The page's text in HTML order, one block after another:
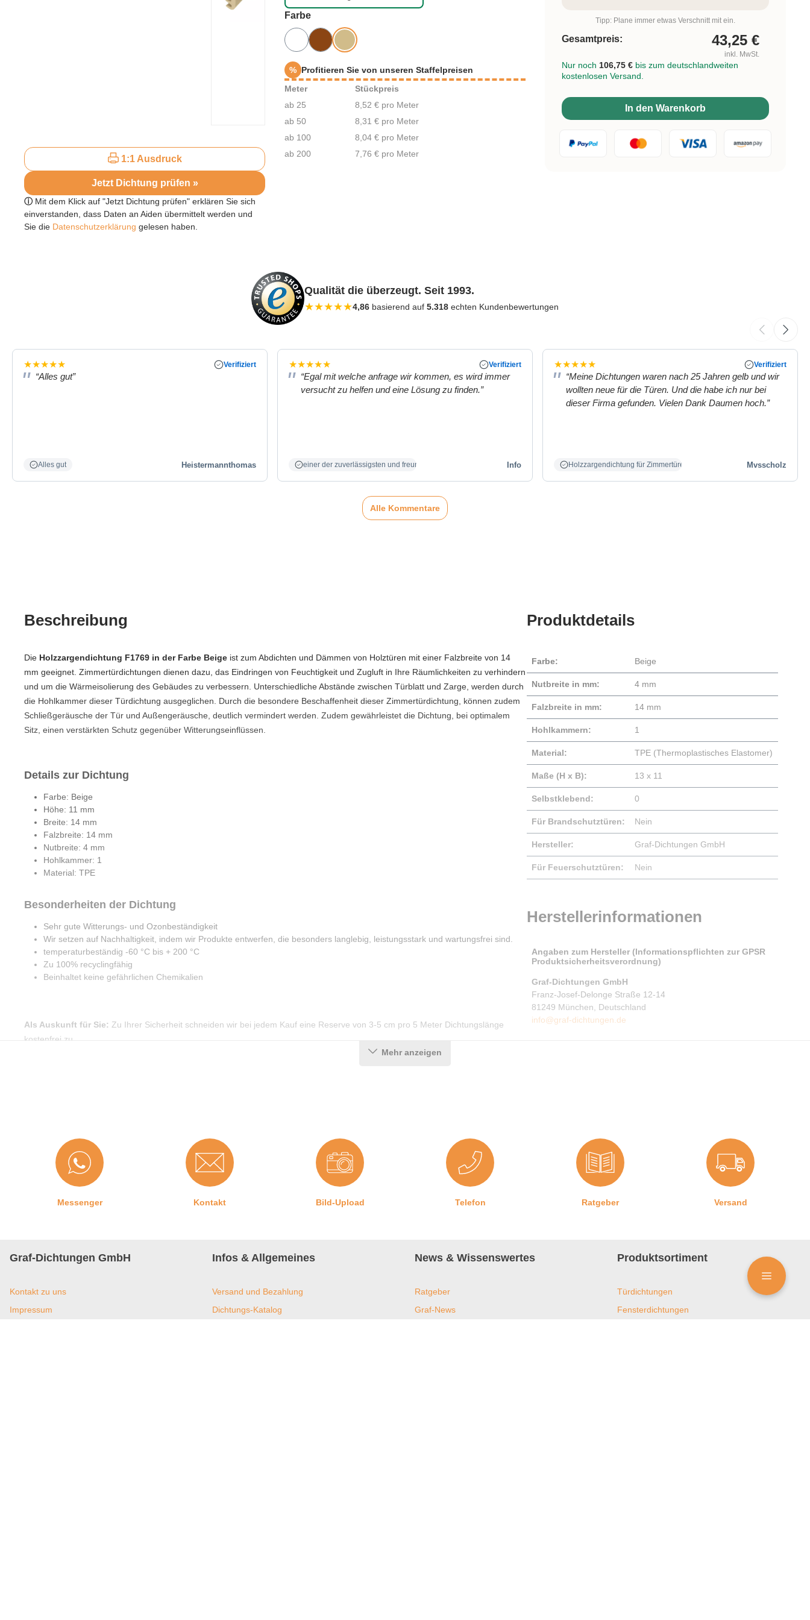
1:1 Ausdruck
Jetzt Dichtung prüfen »
ⓘ Mit dem Klick auf "Jetzt Dichtung prüfen" erklären Sie sich
einverstanden, dass Daten an Aiden übermittelt werden und
Sie die Datenschutzerklärung gelesen haben.
Farbeauswählen
% Profitieren Sie von unseren Staffelpreisen
Meter
Stückpreis
ab 25
8,52 € pro Meter
ab 50
8,31 € pro Meter
ab 100
8,04 € pro Meter
ab 200
7,76 € pro Meter
Tipp: Plane immer etwas Verschnitt mit ein.
Gesamtpreis: 43,25 €
inkl. MwSt.
Nur noch 106,75 € bis zum deutschlandweiten
kostenlosen Versand.
In den Warenkorb
Qualität die überzeugt. Seit 1993.
★★★★★4,86 basierend auf 5.318 echten Kundenbewertungen
★★★★★ Verifiziert
“Alles gut”
Alles gut Heistermannthomas
★★★★★ Verifiziert
“Egal mit welche anfrage wir kommen, es wird immer
versucht zu helfen und eine Lösung zu finden.”
einer der zuverlässigsten und freundlichsten Partner Info
★★★★★ Verifiziert
“Meine Dichtungen waren nach 25 Jahren gelb und wir
wollten neue für die Türen. Und die habe ich nur bei
dieser Firma gefunden. Vielen Dank Daumen hoch.”
Holzzargendichtung für Zimmertüren weiß. Mvsscholz
Alle Kommentare
Beschreibung
Die Holzzargendichtung F1769 in der Farbe Beige ist zum Abdichten und Dämmen von Holztüren mit einer Falzbreite von 14
mm geeignet. Zimmertürdichtungen dienen dazu, das Eindringen von Feuchtigkeit und Zugluft in Ihre Räumlichkeiten zu verhindern
und um die Wärmeisolierung des Gebäudes zu verbessern. Unterschiedliche Abstände zwischen Türblatt und Zarge, werden durch
die Hohlkammer dieser Türdichtung ausgeglichen. Durch die besondere Beschaffenheit dieser Zimmertürdichtung, können zudem
Schließgeräusche der Tür und Außengeräusche, deutlich vermindert werden. Zudem gewährleistet die Dichtung, bei optimalem
Sitz, einen verstärkten Schutz gegenüber Witterungseinflüssen.
Details zur Dichtung
Farbe: Beige
Höhe: 11 mm
Breite: 14 mm
Falzbreite: 14 mm
Nutbreite: 4 mm
Hohlkammer: 1
Material: TPE
Besonderheiten der Dichtung
Sehr gute Witterungs- und Ozonbeständigkeit
Wir setzen auf Nachhaltigkeit, indem wir Produkte entwerfen, die besonders langlebig, leistungsstark und wartungsfrei sind.
temperaturbeständig -60 °C bis + 200 °C
Zu 100% recyclingfähig
Beinhaltet keine gefährlichen Chemikalien
Als Auskunft für Sie: Zu Ihrer Sicherheit schneiden wir bei jedem Kauf eine Reserve von 3-5 cm pro 5 Meter Dichtungslänge
kostenfrei zu.
2. Schritt:Anschließend können Sie das Dichtungsprofil behutsam und ohne es zu überdehnen (z. B. durch Auseinanderziehen
der Dichtung) oder zu starken Druck in die Nut stecken.
3. Schritt:Achten Sie auf saubere Gehrungsschnitte in den Ecken, damit die Dichtung auch dort ein wasserdichtes Ergebnis
erzielt.
Produktdetails
Farbe: Beige
Nutbreite in mm: 4 mm
Falzbreite in mm: 14 mm
Hohlkammern: 1
Material: TPE (Thermoplastisches Elastomer)
Maße (H x B): 13 x 11
Selbstklebend: 0
Für Brandschutztüren: Nein
Hersteller: Graf-Dichtungen GmbH
Für Feuerschutztüren: Nein
Herstellerinformationen
Angaben zum Hersteller (Informationspflichten zur GPSR
Produktsicherheitsverordnung)
Graf-Dichtungen GmbH
Franz-Josef-Delonge Straße 12-14
81249 München, Deutschland
info@graf-dichtungen.de
Mehr anzeigen
Messenger Kontakt Bild-Upload Telefon Ratgeber Versand
Graf-Dichtungen GmbH
Kontakt zu uns
Impressum
Infos & Allgemeines
Versand und Bezahlung
Dichtungs-Katalog
News & Wissenswertes
Ratgeber
Graf-News
Produktsortiment
Türdichtungen
Fensterdichtungen